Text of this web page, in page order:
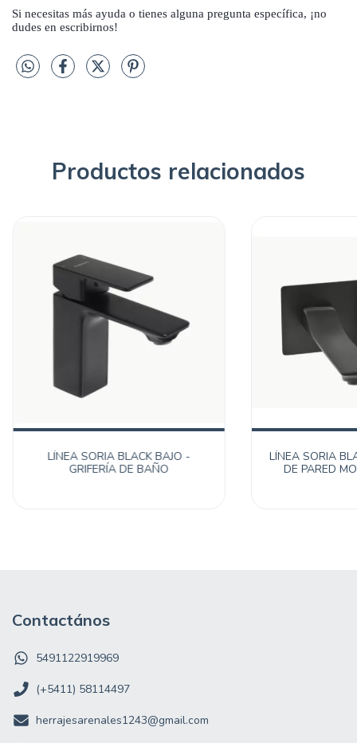
Si necesitas más ayuda o tienes alguna pregunta específica, ¡no
dudes en escribirnos!
Productos relacionados
LÍNEA SORIA BLACK BAJO -
GRIFERÍA DE BAÑO
LÍNEA SORIA
DE PARED
Contactános
5491122919969
(+5411) 58114497
herrajesarenales1243@gmail.com